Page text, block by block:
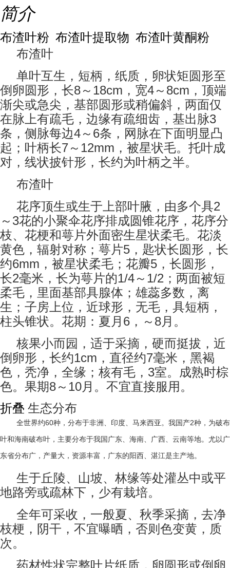
简介
布渣叶粉 布渣叶提取物 布渣叶黄酮粉
布渣叶
单叶互生，短柄，纸质，卵状矩圆形至
倒卵圆形，长8～ 18cm ，宽4～ 8cm ，顶端
渐尖或急尖，基部圆形或稍偏斜，两面仅
在脉上有疏毛，边缘有疏细齿，基出脉3
条，侧脉每边4～ 6条，网脉在下面明显凸
起；叶柄长7～ 12mm ，被星状毛。托叶成
对，线状披针形，长约为叶柄之半。
布渣叶
花序顶生或生于上部叶腋，由多个具2
～ 3花的小聚伞花序排成圆锥花序，花序分
枝、花梗和萼片外面密生星状柔毛。花淡
黄色，辐射对称；萼片5 ，匙状长圆形，长
约6mm ，被星状柔毛；花瓣5 ，长圆形，
长2毫米，长为萼片的1/4～ 1/2 ；两面被短
柔毛，里面基部具腺体；雄蕊多数，离
生；子房上位，近球形，无毛，具短柄，
柱头锥状。花期：夏月 6 ，～ 8月。
核果小而园，适于采摘，硬而挺拔，近
倒卵形，长约1cm ，直径约7毫米，黑褐
色，秃净，全缘；核有毛， 3室。成熟时棕
色。果期8～ 10月。不宜直接服用。
折叠 生态分布
全世界约60种，分布于非洲、印度、马来西亚。我国产2种，为破布
叶和海南破布叶，主要分布于我国广东、海南、广西、云南等地。尤以广
东省分布广，产量大，资源丰富，广东的阳西、湛江是主产地。
生于丘陵、山坡、林缘等处灌丛中或平
地路旁或疏林下，少有栽培。
全年可采收，一般夏、秋季采摘，去净
枝梗，阴干，不宜曝晒，否则色变黄，质
次。